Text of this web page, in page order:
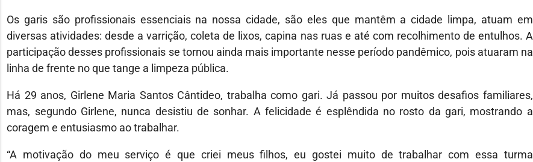
Os garis são profissionais essenciais na nossa cidade, são eles que mantêm a cidade limpa, atuam em
diversas atividades: desde a varrição, coleta de lixos, capina nas ruas e até com recolhimento de entulhos. A
participação desses profissionais se tornou ainda mais importante nesse período pandêmico, pois atuaram na
linha de frente no que tange a limpeza pública.
Há 29 anos, Girlene Maria Santos Cântideo, trabalha como gari. Já passou por muitos desafios familiares,
mas, segundo Girlene, nunca desistiu de sonhar. A felicidade é esplêndida no rosto da gari, mostrando a
coragem e entusiasmo ao trabalhar.
“A motivação do meu serviço é que criei meus filhos, eu gostei muito de trabalhar com essa turma